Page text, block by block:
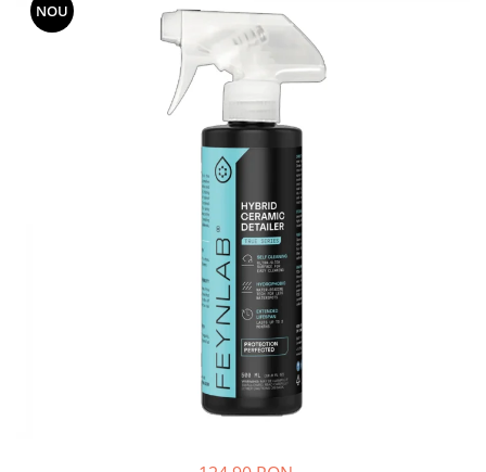
Decontaminare
Paste Polish Gama Marină
NOU